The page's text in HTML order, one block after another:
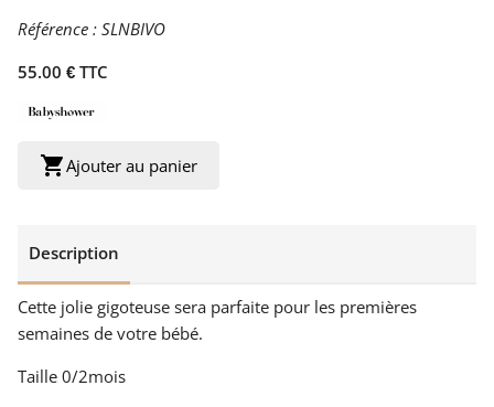
Référence : SLNBIVO
55.00 € TTC
shopping_cartAjouter au panier
Description
Cette jolie gigoteuse sera parfaite pour les premières
semaines de votre bébé.
Taille 0/2mois